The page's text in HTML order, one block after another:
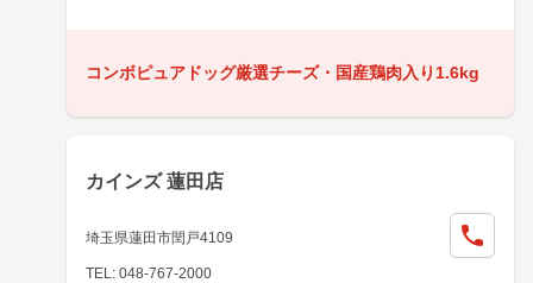
コンボピュアドッグ厳選チーズ・国産鶏肉入り1.6kg
カインズ 蓮田店
埼玉県蓮田市閏戸4109
TEL: 048-767-2000